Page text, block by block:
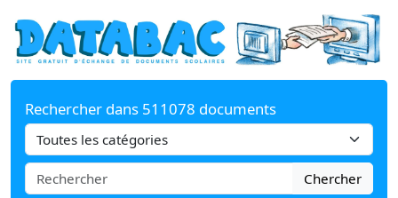
Rechercher dans 511078 documents
Chercher